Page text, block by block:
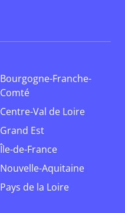
Bourgogne-Franche-
Comté
Centre-Val de Loire
Grand Est
Île-de-France
Nouvelle-Aquitaine
Pays de la Loire